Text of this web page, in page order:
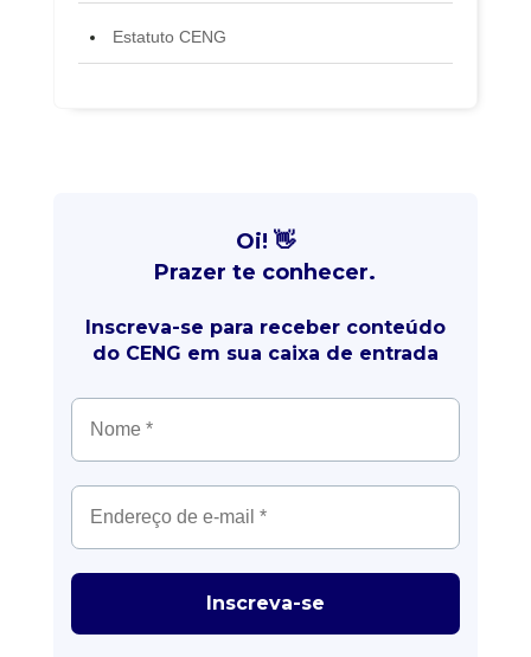
Estatuto CENG
Oi! 👋
Prazer te conhecer.
Inscreva-se para receber conteúdo
do CENG em sua caixa de entrada